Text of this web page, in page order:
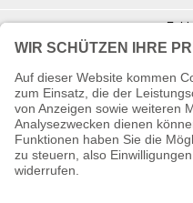
Info zu
Informationen zur